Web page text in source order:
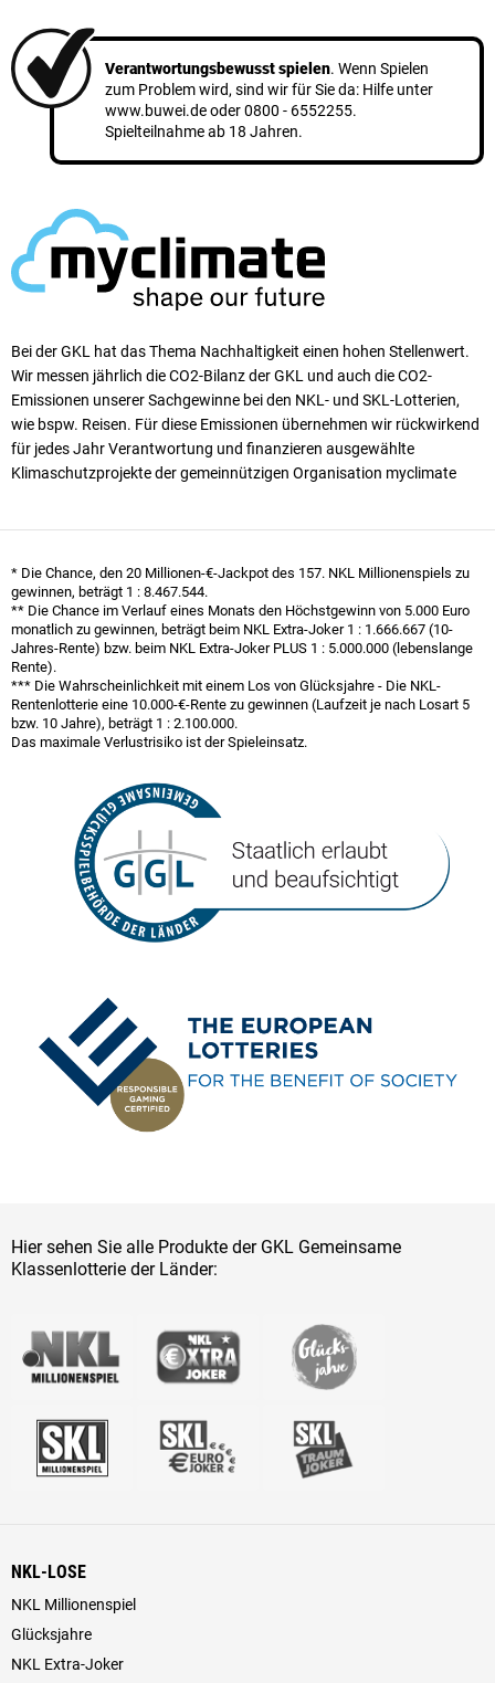
Verantwortungsbewusst spielen. Wenn Spielen
zum Problem wird, sind wir für Sie da: Hilfe unter
www.buwei.deoder0800 - 6552255.
Spielteilnahme ab 18 Jahren.
Bei der GKL hat das Thema Nachhaltigkeit einen ho­hen Stellen­wert.
Wir messen jährlich die CO2-Bilanz der GKL und auch die CO2-
Emissionen unserer Sach­ge­winne bei den NKL- und SKL-Lotterien,
wie bspw. Reisen. Für diese Emissionen übernehmen wir rück­wirkend
für jedes Jahr Verantwortung und finanzieren ausgewählte
Klimaschutzprojekte der gemeinnützigen Organisation myclimate
* Die Chance, den 20 Millionen-€-Jackpot des 157. NKL Millionen­spiels zu
gewinnen, beträgt 1 : 8.467.544.
** Die Chance im Verlauf eines Monats den Höchst­gewinn von 5.000 Euro
monatlich zu gewinnen, beträgt beim NKL Extra-Joker 1 : 1.666.667 (10-
Jahres-Rente) bzw. beim NKL Extra-Joker PLUS 1 : 5.000.000 (lebenslange
Rente).
*** Die Wahrscheinlichkeit mit einem Los von Glücksjahre - Die NKL-
Rentenlotterie eine 10.000-€-Rente zu gewinnen (Laufzeit je nach Losart 5
bzw. 10 Jahre), beträgt 1 : 2.100.000.
Das maximale Verlustrisiko ist der Spieleinsatz.
Hier sehen Sie alle Produkte der GKL Gemeinsame
Klassenlotterie der Länder:
NKL-LOSE
NKL Millionenspiel
Glücksjahre
NKL Extra-Joker